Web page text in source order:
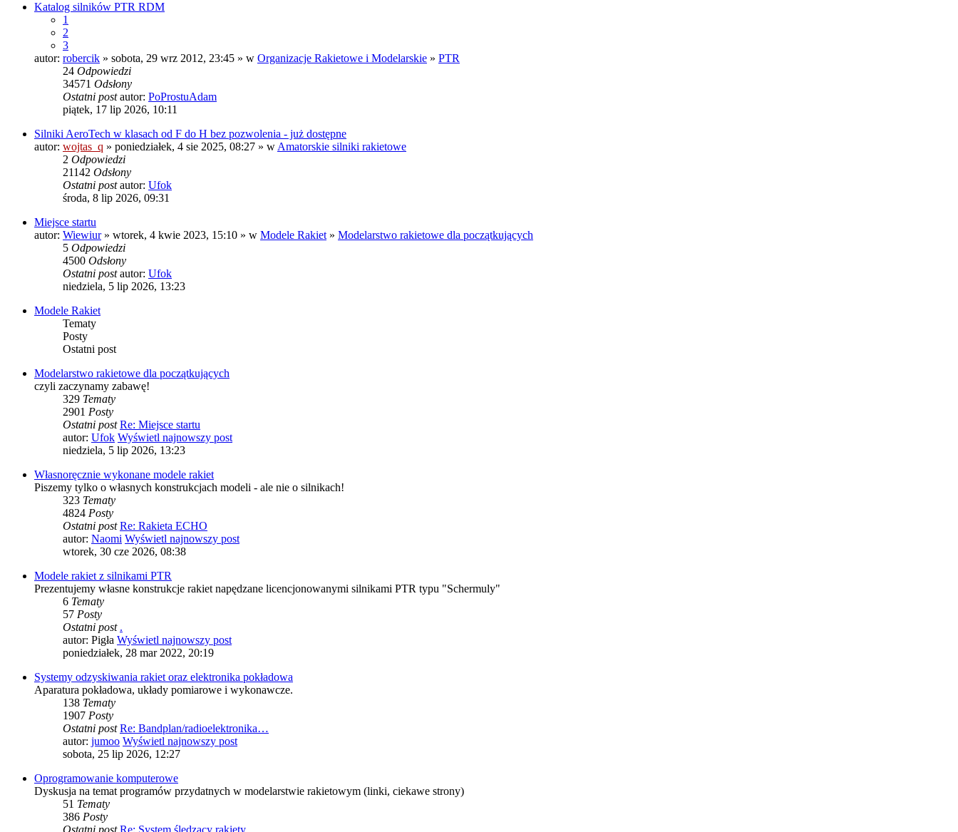
Katalog silników PTR RDM
1
2
3
autor: robercik » sobota, 29 wrz 2012, 23:45 » w Organizacje Rakietowe i Modelarskie » PTR
24 Odpowiedzi
34571 Odsłony
Ostatni postautor: PoProstuAdam
piątek, 17 lip 2026, 10:11
Silniki AeroTech w klasach od F do H bez pozwolenia - już dostępne
autor: wojtas_q » poniedziałek, 4 sie 2025, 08:27 » wAmatorskie silniki rakietowe
2 Odpowiedzi
21142 Odsłony
Ostatni postautor: Ufok
środa, 8 lip 2026, 09:31
Miejsce startu
autor: Wiewiur» wtorek, 4 kwie 2023, 15:10 » w Modele Rakiet» Modelarstwo rakietowe dla początkujących
5 Odpowiedzi
4500 Odsłony
Ostatni postautor: Ufok
niedziela, 5 lip 2026, 13:23
Modele Rakiet
Tematy
Posty
Ostatni post
Modelarstwo rakietowe dla początkujących
czyli zaczynamy zabawę!
329 Tematy
2901 Posty
Ostatni post Re: Miejsce startu
autor: Ufok Wyświetl najnowszy post
niedziela, 5 lip 2026, 13:23
Własnoręcznie wykonane modele rakiet
Piszemy tylko o własnych konstrukcjach modeli - ale nie o silnikach!
323 Tematy
4824 Posty
Ostatni post Re: Rakieta ECHO
autor: Naomi Wyświetl najnowszy post
wtorek, 30 cze 2026, 08:38
Modele rakiet z silnikami PTR
Prezentujemy własne konstrukcje rakiet napędzane licencjonowanymi silnikami PTR typu "Schermuly"
6 Tematy
57 Posty
Ostatni post .
autor: Pigła Wyświetl najnowszy post
poniedziałek, 28 mar 2022, 20:19
Systemy odzyskiwania rakiet oraz elektronika pokładowa
Aparatura pokładowa, układy pomiarowe i wykonawcze.
138 Tematy
1907 Posty
Ostatni post Re: Bandplan/radioelektronika…
autor: jumoo Wyświetl najnowszy post
sobota, 25 lip 2026, 12:27
Oprogramowanie komputerowe
Dyskusja na temat programów przydatnych w modelarstwie rakietowym (linki, ciekawe strony)
51 Tematy
386 Posty